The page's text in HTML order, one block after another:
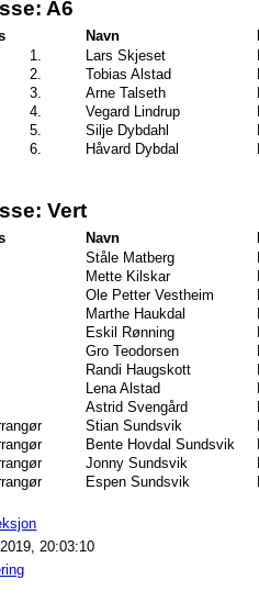
A6
Navn
1.
Lars Skjeset
2.
Tobias Alstad
3.
Arne Talseth
4.
Vegard Lindrup
5.
Silje Dybdahl
6.
Håvard Dybdal
Vert
Navn
Ståle Matberg
Mette Kilskar
Ole Petter Vestheim
Marthe Haukdal
Eskil Rønning
Gro Teodorsen
Randi Haugskott
Lena Alstad
Astrid Svengård
Stian Sundsvik
Bente Hovdal Sundsvik
Jonny Sundsvik
Espen Sundsvik
20:03:10